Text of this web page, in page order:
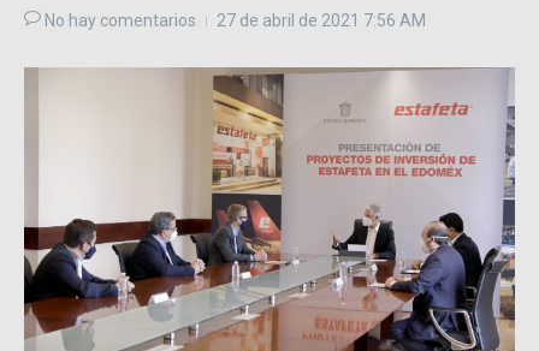
No hay comentarios 27 de abril de 2021 7:56 AM